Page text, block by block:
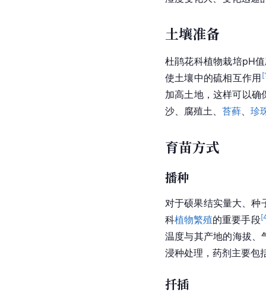
土壤准备
杜鹃花科植物栽培pH
使土壤中的硫相互作用 [
加高土地，这样可以确
沙、腐殖土、 苔藓、 珍
育苗方式
播种
对于硕果结实量大、种
科植物繁殖的重要手段[
温度与其产地的海拔、
浸种处理，药剂主要包
扦插